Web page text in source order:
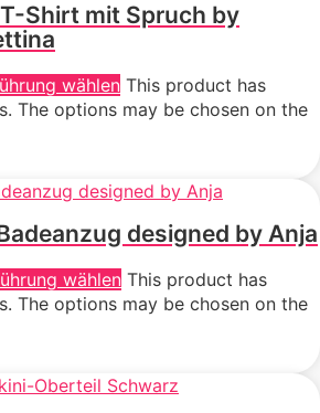
Shirt mit Spruch by
wählen This product has
The options may be chosen on the
designed by Anja
wählen This product has
The options may be chosen on the